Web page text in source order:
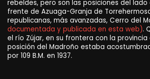
rebeldes, pero son las posiciones del
frente de Azuaga-Granja de
republicanas, más avanzadas, Cerro del
documentada y publicada en esta web).
el río Zújar, en su frontera con la
posición del Madroño estaba
por 109 B.M. en 1937.